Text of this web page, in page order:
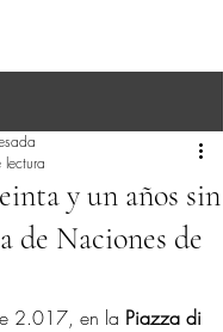
y un años sin
de Naciones de
lectura
2.017, en la Piazza di